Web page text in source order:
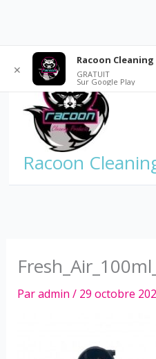
contenu
Racoon
Paradmin / 29 octobre
✕
Racoon
GRATUIT
Sur Google Play